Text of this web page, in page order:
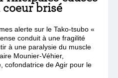
brisé
alerte sur le Tako-tsubo «
conduit à une fragilité
à une paralysie du muscle
Mounier-Véhier,
cofondatrice de Agir pour le